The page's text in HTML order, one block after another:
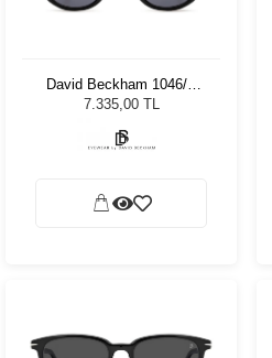
David Beckham 1046/S
807IR 50 Unisex Güneş
Gözlüğü
7.335,00 TL